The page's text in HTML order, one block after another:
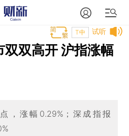
试听
T中
双高开 沪指涨幅
，涨幅0.29%；深成指报